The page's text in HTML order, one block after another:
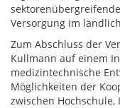
Versorgung im
Zum Abschluss der
Kullmann auf einem
medizintechnische
Möglichkeiten der
zwischen